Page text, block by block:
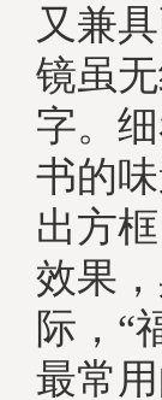
又兼
镜虽
字。
书的
出方
效果
际，“
最常